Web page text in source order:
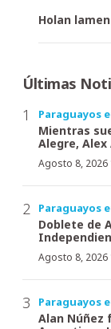
Holan
Últimas
Paraguayos
Mientras
Alegre,
Agosto 8, 2026
Paraguayos
Doblete de
Agosto 8, 2026
Paraguayos
Alan Núñez